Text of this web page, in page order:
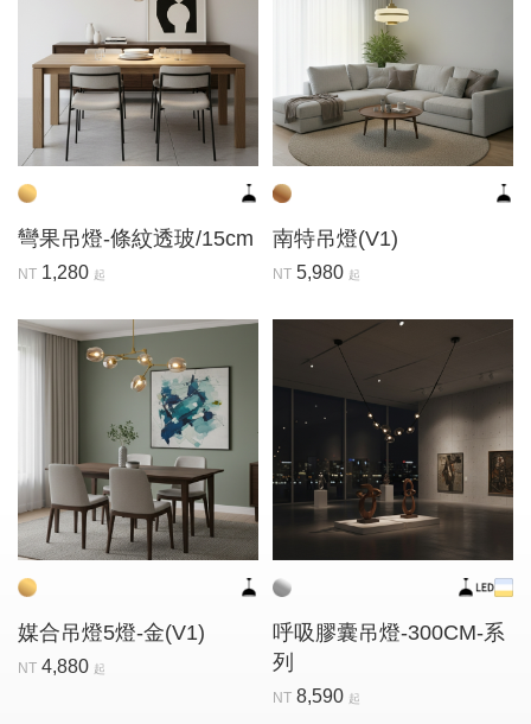
彎果吊燈-條紋透玻/15cm
NT 1,280 起
南特吊燈(V1)
NT 5,980 起
媒合吊燈5燈-金(V1)
NT 4,880 起
呼吸膠囊吊燈-300CM-系
列
NT 8,590 起